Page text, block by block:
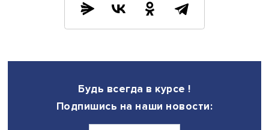
Он подчеркнул, что у банков есть эффективные методы
необходимую бдительность и осторожность.
вопросы участников и рекомендовал онлайн-ресурсы
«Кибрарий» и «СберСова», где можно найти много